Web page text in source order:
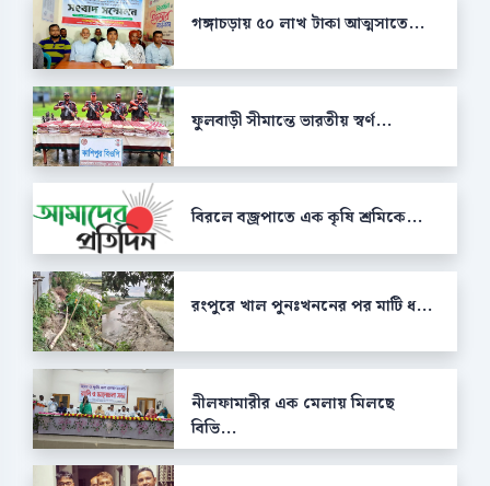
গঙ্গাচড়ায় ৫০ লাখ টাকা আত্মসাতে...
ফুলবাড়ী সীমান্তে ভারতীয় স্বর্ণ...
বিরলে বজ্রপাতে এক কৃষি শ্রমিকে...
রংপুরে খাল পুনঃখননের পর মাটি ধ...
নীলফামারীর এক মেলায় মিলছে
বিভি...